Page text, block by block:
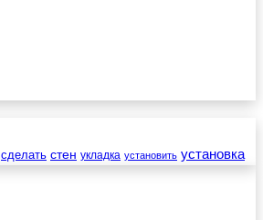
сделать стен укладка установить установка